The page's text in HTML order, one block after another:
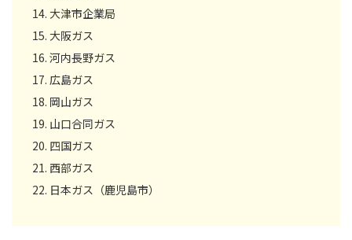
大津市企業局
大阪ガス
河内長野ガス
広島ガス
岡山ガス
山口合同ガス
四国ガス
西部ガス
日本ガス（鹿児島市）